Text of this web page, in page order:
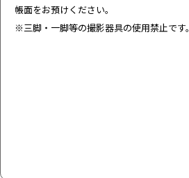
帳面をお預けください。
※三脚・一脚等の撮影器具の使用禁止です。